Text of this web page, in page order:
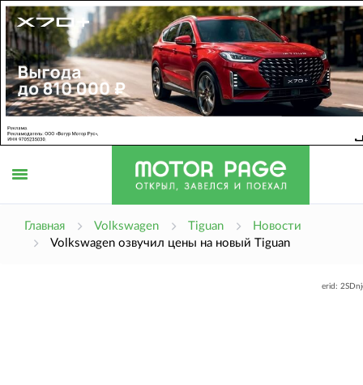
Главная Volkswagen Tiguan
Новости
Volkswagen озвучил цены на новый Tiguan
erid: